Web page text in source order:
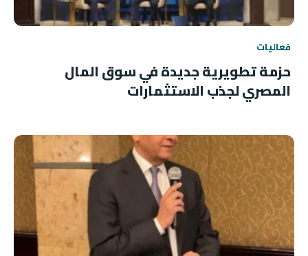
فعاليات
حزمة تطويرية جديدة في سوق المال
المصري لجذب الاستثمارات